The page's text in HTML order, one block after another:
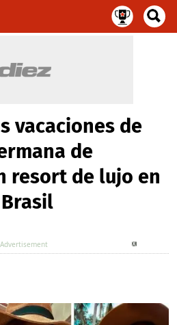
vacaciones de
de
resort de lujo en
X